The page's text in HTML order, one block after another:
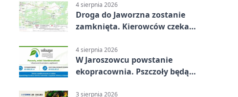
4 sierpnia 2026
Droga do Jaworzna zostanie
zamknięta. Kierowców czeka
4 sierpnia 2026
W Jaroszowcu powstanie
ekopracownia. Pszczoły będą
3 sierpnia 2026